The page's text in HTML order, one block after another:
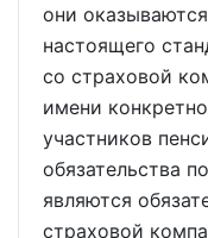
они
настоящего
со страховой
имени
участников
обязательства
являются
страховой